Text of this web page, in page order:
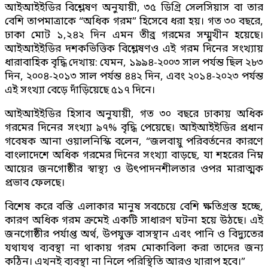
আইআইইডির বিশ্লেষণ অনুযায়ী, ৩৫ ডিগ্রি সেলসিয়াস বা তার
বেশি তাপমাত্রাকে “অধিক গরম” হিসেবে ধরা হয়। গত ৩০ বছরে,
ঢাকা মোট ১,২৪২ দিন এমন তীব্র গরমের সম্মুখীন হয়েছে।
আইআইইডির দশকভিত্তিক বিশ্লেষণও এই গরম দিনের সংখ্যায়
ধারাবাহিক বৃদ্ধি দেখায়: যেমন, ১৯৯৪-২০০৩ সাল পর্যন্ত ছিল ২৮৩
দিন, ২০০৪-২০১৩ সাল পর্যন্ত ৪৪২ দিন, এবং ২০১৪-২০২৩ পর্যন্ত
এই সংখ্যা বেড়ে দাঁড়িয়েছে ৫১৭ দিনে।
আইআইইডির হিসাব অনুযায়ী, গত ৩০ বছরে ঢাকায় অধিক
গরমের দিনের সংখ্যা ৯৭% বৃদ্ধি পেয়েছে। আইআইইডির প্রধান
গবেষক আনা ওয়ালনিস্কি বলেন, “জলবায়ু পরিবর্তনের কারণে
বাংলাদেশে অধিক গরমের দিনের সংখ্যা বাড়ছে, যা শহরের নিম্ন
আয়ের জনগোষ্ঠীর স্বাস্থ্য ও উৎপাদনশীলতার ওপর মারাত্মক
প্রভাব ফেলছে।
বিশেষ করে বস্তি এলাকার মানুষ সবচেয়ে বেশি ক্ষতিগ্রস্ত হচ্ছে,
কারণ অধিক গরম ক্রমেই একটি সাধারণ ঘটনা হয়ে উঠছে। এই
জনগোষ্ঠীর পর্যাপ্ত অর্থ, উপযুক্ত বাসস্থান এবং পানি ও বিদ্যুতের
যথাযথ ব্যবস্থা না থাকায় গরম মোকাবিলা করা তাদের জন্য
কঠিন। এখনই ব্যবস্থা না নিলে পরিস্থিতি আরও খারাপ হবে।”